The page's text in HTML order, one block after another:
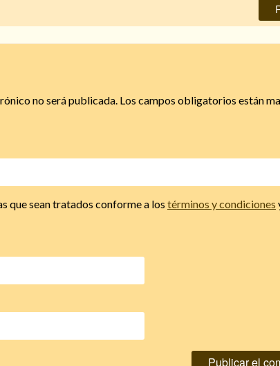
no será publicada. Los campos obligatorios están
que sean tratados conforme a los términos y condiciones